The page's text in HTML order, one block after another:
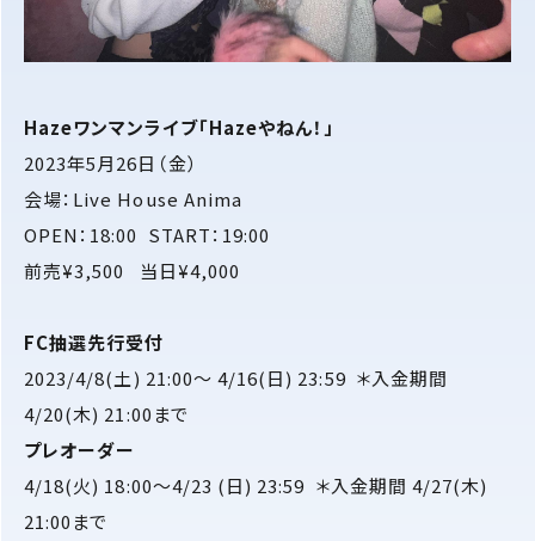
Hazeワンマンライブ「Hazeやねん！」
2023年5月26日（金）
会場：Live House Anima
OPEN：18:00 START：19:00
前売¥3,500 当日¥4,000
FC抽選先行受付
2023/4/8(土) 21:00〜 4/16(日) 23:59 ＊入金期間
4/20(木) 21:00まで
プレオーダー
4/18(火) 18:00〜4/23 (日) 23:59 ＊入金期間 4/27(木)
21:00まで